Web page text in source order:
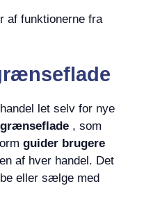
af funktionerne fra
let selv for nye
, som
guider brugere
af ​​hver handel. Det
eller sælge med